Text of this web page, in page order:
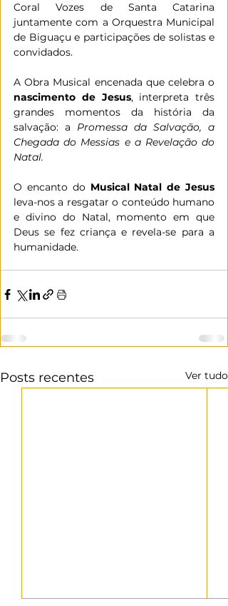
Coral Vozes de Santa Catarina
juntamente com a Orquestra Municipal
de Biguaçu e participações de solistas e
convidados.
nascimento de Jesus, interpreta três
grandes momentos da história da
salvação: a Promessa da Salvação, a
Chegada do Messias e a Revelação do
Natal.
O encanto do
leva-nos a resgatar o conteúdo humano
e divino do Natal, momento em que
Deus se fez criança e revela-se para a
humanidade.
Posts recentes Ver tudo